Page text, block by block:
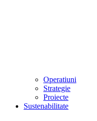
Operatiuni
Strategie
Proiecte
Sustenabilitate